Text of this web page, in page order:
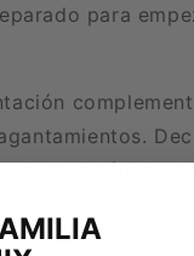
para
sólidos